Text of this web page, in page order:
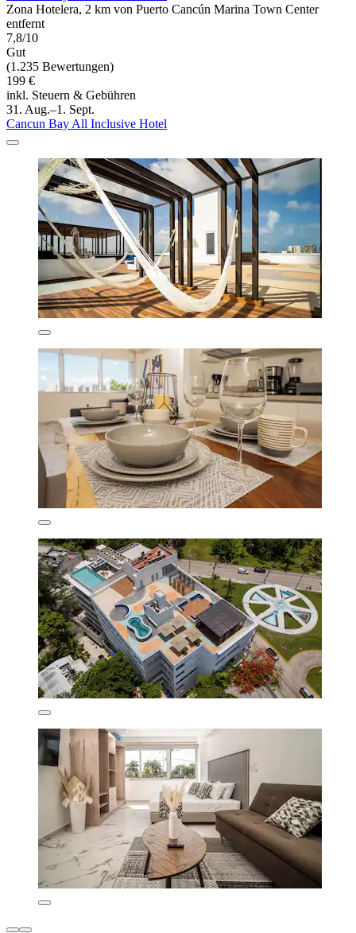
Zona Hotelera, 2 km von Puerto Cancún Marina Town Center
entfernt
7,8/10
Gut
(1.235 Bewertungen)
199 €
inkl. Steuern & Gebühren
31. Aug.–1. Sept.
Cancun Bay All Inclusive Hotel